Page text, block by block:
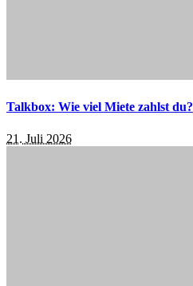
Talkbox: Wie viel Miete zahlst du?
21. Juli 2026